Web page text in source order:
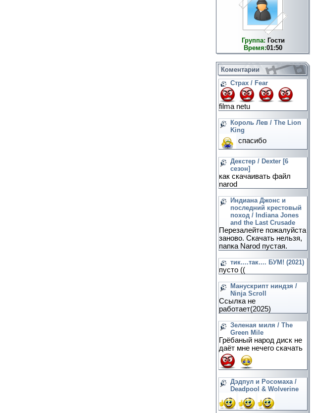
Группа: Гости
Время:01:50
Коментарии
Страх / Fear
filma netu
Король Лев / The Lion
King
спасибо
Декстер / Dexter [6
сезон]
как скачаивать файл
narod
Индиана Джонс и
последний крестовый
поход / Indiana Jones
and the Last Crusade
Перезалейте пожалуйста
заново. Скачать нельзя,
папка Narod пустая.
тик....так.... БУМ! (2021)
пусто ((
Манускрипт ниндзя /
Ninja Scroll
Ссылка не
работает(2025)
Зеленая миля / The
Green Mile
Грёбаный народ диск не
даёт мне нечего скачать
Дэдпул и Росомаха /
Deadpool & Wolverine